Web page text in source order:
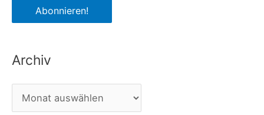
Archiv
r